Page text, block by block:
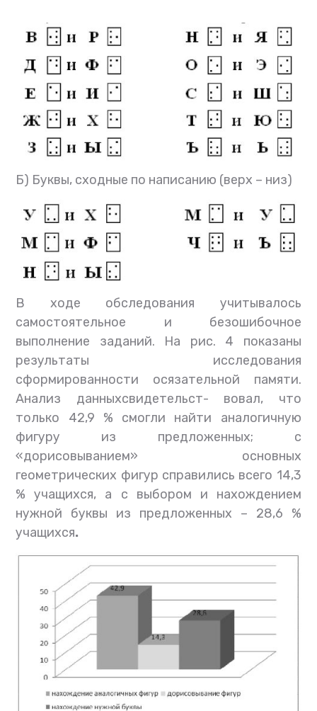
Б) Буквы, сходные по написанию (верх – низ)
В ходе обследования учитывалось
самостоятельное и безошибочное
выполнение заданий. На рис. 4 показаны
результаты исследования
сформированности осязательной памяти.
Анализ данныхсвидетельст- вовал, что
только 42,9 % смогли найти аналогичную
фигуру из предложенных; с
«дорисовыванием» основных
геометрических фигур справились всего 14,3
% учащихся, а с выбором и нахождением
нужной буквы из предложенных – 28,6 %
учащихся.